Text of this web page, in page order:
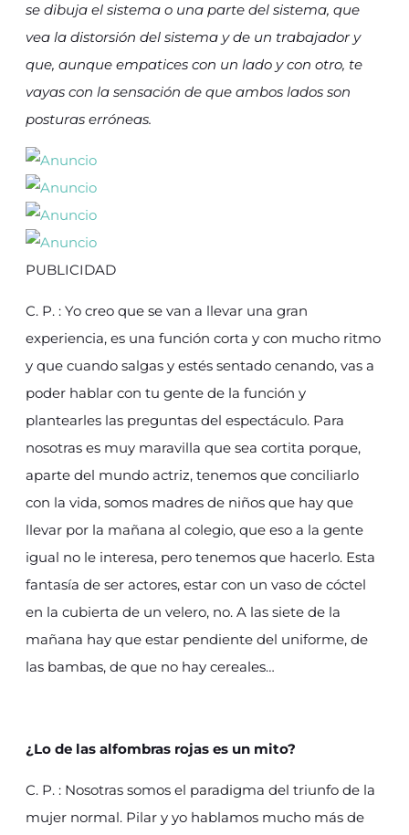
se dibuja el sistema o una parte del sistema, que
vea la distorsión del sistema y de un trabajador y
que, aunque empatices con un lado y con otro, te
vayas con la sensación de que ambos lados son
posturas erróneas.
PUBLICIDAD
C. P. : Yo creo que se van a llevar una gran
experiencia, es una función corta y con mucho ritmo
y que cuando salgas y estés sentado cenando, vas a
poder hablar con tu gente de la función y
plantearles las preguntas del espectáculo. Para
nosotras es muy maravilla que sea cortita porque,
aparte del mundo actriz, tenemos que conciliarlo
con la vida, somos madres de niños que hay que
llevar por la mañana al colegio, que eso a la gente
igual no le interesa, pero tenemos que hacerlo. Esta
fantasía de ser actores, estar con un vaso de cóctel
en la cubierta de un velero, no. A las siete de la
mañana hay que estar pendiente del uniforme, de
las bambas, de que no hay cereales…
¿Lo de las alfombras rojas es un mito?
C. P. : Nosotras somos el paradigma del triunfo de la
mujer normal. Pilar y yo hablamos mucho más de